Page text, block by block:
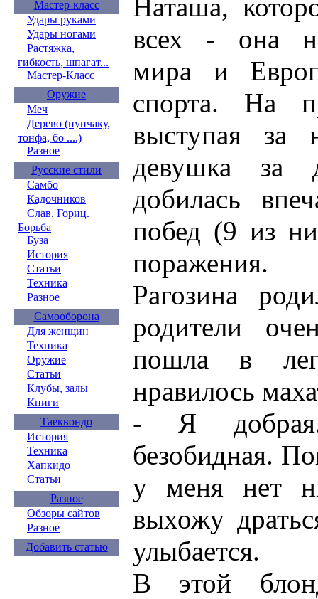
Мастер-класс
Удары руками
Удары ногами
Растяжка,
гибкость, шпагат...
Мастер-Класс
Оружие
Меч
Дерево (нунчаку,
тонфа, бо ....)
Разное
Русские стили
Самбо
Кадочников
Слав. Гориц.
Борьба
Буза
История
Статьи
Техника
Разное
Самооборона
Для женщин
Техника
Оружие
Статьи
Клубы, залы
Книги
Таеквондо
История
Техника
Хапкидо
Статьи
Разное
Обзоры сайтов
Разное
Добавить статью
Наташа,
всех - она
мира и
спорта. На
выступая за
девушка за
добилась
побед (9 из
поражения.
Рагозина
родители
пошла в
нравилось
- Я
безобидная.
у меня нет
выхожу
улыбается.
В этой